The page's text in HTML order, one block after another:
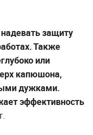
защиту
Также
или
капюшона,
дужками.
эффективность